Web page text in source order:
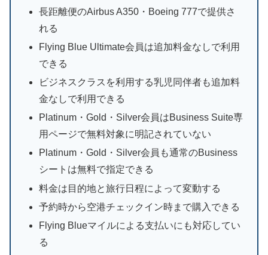
長距離便のAirbus A350・Boeing 777で提供さ
れる
Flying Blue Ultimate会員は追加料金なしで利用
できる
ビジネスクラスを利用する乳児同伴者も追加料
金なしで利用できる
Platinum・Gold・Silver会員はBusiness Suite専
用ページで無料対象に明記されていない
Platinum・Gold・Silver会員も通常のBusiness
シートは無料で指定できる
料金は目的地と旅行日程によって変動する
予約時から空港チェックイン時まで購入できる
Flying Blueマイルによる支払いにも対応してい
る